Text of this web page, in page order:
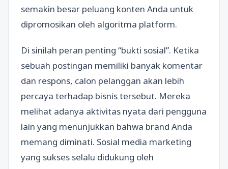
semakin besar peluang konten Anda untuk
dipromosikan oleh algoritma platform.
Di sinilah peran penting “bukti sosial”. Ketika
sebuah postingan memiliki banyak komentar
dan respons, calon pelanggan akan lebih
percaya terhadap bisnis tersebut. Mereka
melihat adanya aktivitas nyata dari pengguna
lain yang menunjukkan bahwa brand Anda
memang diminati. Sosial media marketing
yang sukses selalu didukung oleh